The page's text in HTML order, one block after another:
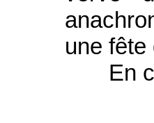
une fête
En ce